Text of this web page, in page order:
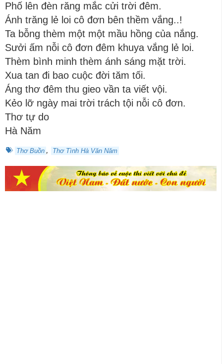
Phố lên đèn răng mắc cửi trời đêm.
Ánh trăng lẻ loi cô đơn bên thềm vắng..!
Ta bỗng thèm một một mầu hồng của nắng.
Sưởi ấm nỗi cô đơn đêm khuya vắng lẻ loi.
Thèm bình minh thèm ánh sáng mặt trời.
Xua tan đi bao cuộc đời tăm tối.
Áng thơ đêm thu gieo vần ta viết vội.
Kẻo lỡ ngày mai trời trách tội nỗi cô đơn.
Thơ tự do
Hà Năm
Thơ Buồn , Thơ Tình Hà Văn Năm